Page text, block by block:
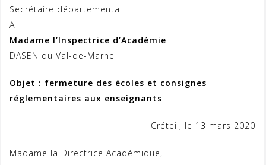
Secrétaire départemental
A
Madame l’Inspectrice d’Académie
DASEN du Val-de-Marne
Objet : fermeture des écoles et consignes
réglementaires aux enseignants
Créteil, le 13 mars 2020
Madame la Directrice Académique,